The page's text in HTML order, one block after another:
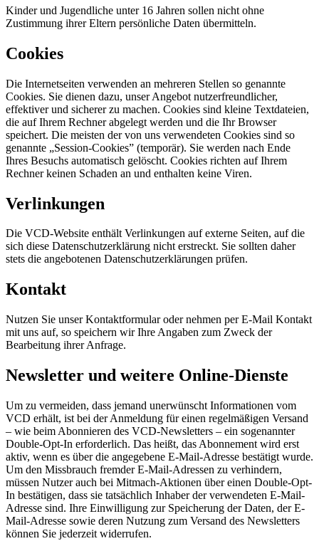
Kinder und Jugendliche unter 16 Jahren sollen nicht ohne
Zustimmung ihrer Eltern persönliche Daten übermitteln.
Cookies
Die Internetseiten verwenden an mehreren Stellen so genannte
Cookies. Sie dienen dazu, unser Angebot nutzerfreundlicher,
effektiver und sicherer zu machen. Cookies sind kleine Textdateien,
die auf Ihrem Rechner abgelegt werden und die Ihr Browser
speichert. Die meisten der von uns verwendeten Cookies sind so
genannte „Session-Cookies” (temporär). Sie werden nach Ende
Ihres Besuchs automatisch gelöscht. Cookies richten auf Ihrem
Rechner keinen Schaden an und enthalten keine Viren.
Verlinkungen
Die VCD-Website enthält Verlinkungen auf externe Seiten, auf die
sich diese Datenschutzerklärung nicht erstreckt. Sie sollten daher
stets die angebotenen Datenschutzerklärungen prüfen.
Kontakt
Nutzen Sie unser Kontaktformular oder nehmen per E-Mail Kontakt
mit uns auf, so speichern wir Ihre Angaben zum Zweck der
Bearbeitung ihrer Anfrage.
Newsletter und weitere Online-Dienste
Um zu vermeiden, dass jemand unerwünscht Informationen vom
VCD erhält, ist bei der Anmeldung für einen regelmäßigen Versand
– wie beim Abonnieren des VCD-Newsletters – ein sogenannter
Double-Opt-In erforderlich. Das heißt, das Abonnement wird erst
aktiv, wenn es über die angegebene E-Mail-Adresse bestätigt wurde.
Um den Missbrauch fremder E-Mail-Adressen zu verhindern,
müssen Nutzer auch bei Mitmach-Aktionen über einen Double-Opt-
In bestätigen, dass sie tatsächlich Inhaber der verwendeten E-Mail-
Adresse sind. Ihre Einwilligung zur Speicherung der Daten, der E-
Mail-Adresse sowie deren Nutzung zum Versand des Newsletters
können Sie jederzeit widerrufen.